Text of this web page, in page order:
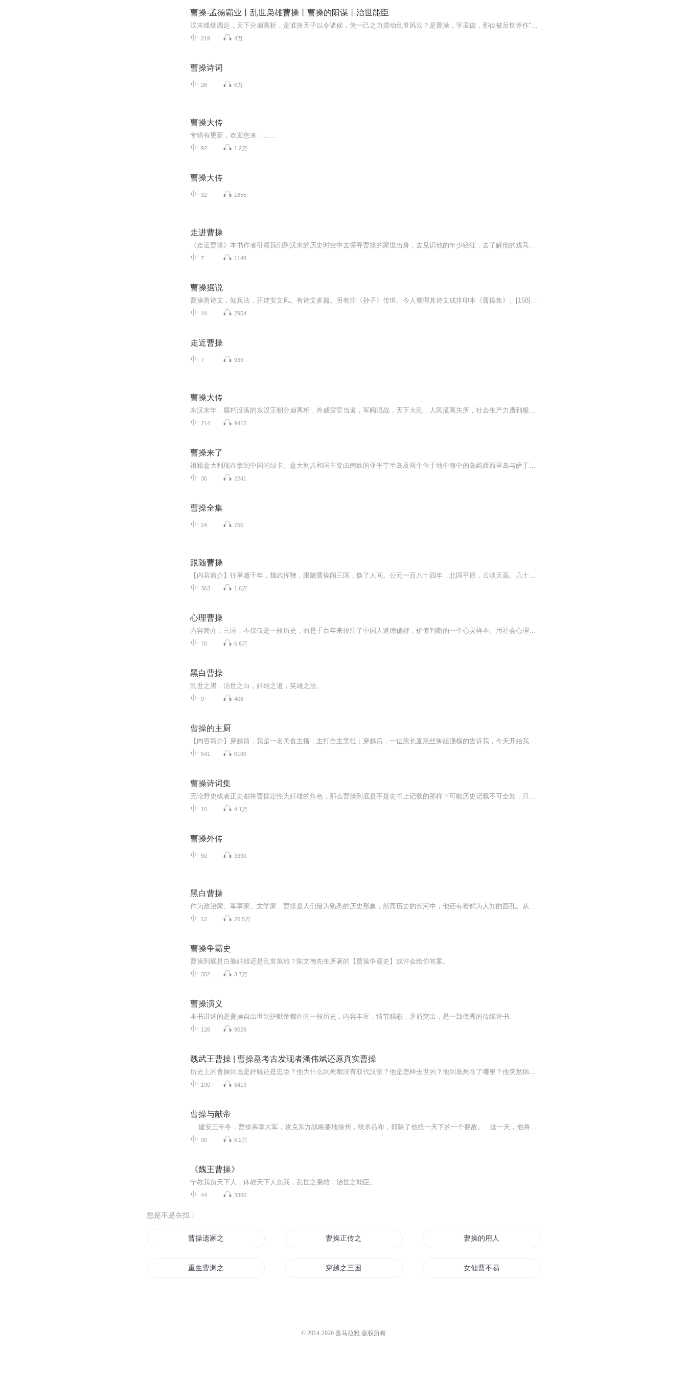
曹操-孟德霸业丨乱世枭雄曹操丨曹操的阳谋丨治世能臣
汉末烽烟四起，天下分崩离析，是谁挟天子以令诸侯，凭一己之力搅动乱世风云？是曹操，字孟德，那位被后世评作“治世能臣，乱世奸雄”的传奇枭雄。本专辑以“孟德霸业”为脉络，回溯他从陈留起兵、招贤纳士，到横扫中原、平定北方，终成魏王、奠定曹魏基业...
219 4万
曹操诗词
28 6万
曹操大传
专辑有更新，欢迎您来……...
92 1.2万
曹操大传
32 1855
走进曹操
《走近曹操》本书作者引领我们到汉末的历史时空中去探寻曹操的家世出身，去见识他的年少轻狂，去了解他的戎马人生，去体味他的雄心壮志。曹操在中国是一个大名鼎鼎、家喻户晓的历史人物，千百年来，人们对他褒贬不一。誉之者谓之盖世英雄，毁之者谓之逆臣...
7 1148
曹操据说
曹操善诗文，知兵法，开建安文风。有诗文多篇。另有注《孙子》传世。今人整理其诗文成排印本《曹操集》。[158]同时亦擅长书法，被唐朝张怀瓘《书断》评为“妙品”。
44 2954
走近曹操
7 939
曹操大传
东汉末年，腐朽没落的东汉王朝分崩离析，外戚宦官当道，军阀混战，天下大乱，人民流离失所，社会生产力遭到极大破坏，作为非常之人，超世之杰的曹操，怀抱救国之志，除暴抗强，惩治腐败，几经沉浮，终于以一个政治家的魄力，军事家的谋略，消灭了军阀割据...
214 9415
曹操来了
祖籍意大利现在拿到中国的绿卡。意大利共和国主要由南欧的亚平宁半岛及两个位于地中海中的岛屿西西里岛与萨丁岛所组成。“曹操来了”是乔纳森·考斯瑞德（曹操，Jonathan Kos-Read），毕业于纽约大学，美国演员。 他喜好开车、骑马、画画，代表作有《爱的...
36 2241
曹操全集
24 750
跟随曹操
【内容简介】往事越千年，魏武挥鞭，跟随曹操闯三国，换了人间。公元一百八十四年，北国平原，云淡天高。几十骑快马疾驰而过，扬起一片烟尘。为首的曹操策马登上一座高岗，往下看去，头裹黄巾的大军如同黄河的怒涛，从远方漫山遍野奔涌而来。他下意识的握...
363 1.6万
心理曹操
内容简介：三国，不仅仅是一段历史，而是千百年来投注了中国人道德偏好，价值判断的一个心灵样本。用社会心理学的手术刀解剖三国英雄 — 曹操，就有了这本《心理曹操》。我们每个人身上或多或少都有三国人物文化基因与行为基因， 读懂了他们，就认清了你自...
70 6.6万
黑白曹操
乱世之黑，治世之白，奸雄之道，英雄之法。
9 408
曹操的主厨
【内容简介】穿越前，我是一名美食主播，主打自主烹饪；穿越后，一位黑长直黑丝御姐强横的告诉我，今天开始我就是她的人，于是我成为了她麾下的主厨，这个女人叫做曹操，表字孟德，闺名梦。在这个世界，男性自春秋之后，逐渐失去阳刚和暴力，使得女性上位...
541 6186
曹操诗词集
无论野史或者正史都将曹操定性为奸雄的角色，那么曹操到底是不是史书上记载的那样？可能历史记载不可全知，只有通过曹操由内而发的诗词，才能深入曹操的内心，去认识一个过去且真实的曹操。
10 4.1万
曹操外传
50 3390
黑白曹操
作为政治家、军事家、文学家，曹操是人们最为熟悉的历史形象，然而历史的长河中，他还有着鲜为人知的面孔。从一个制造灭门惨案、屠杀无辜百姓的刽子手，到一个改革法制弊端、实行名法之治的立法者。法学家、立法者、刽子手、犯罪分子，哪一个是更为真实的...
12 26.5万
曹操争霸史
曹操到底是白脸奸雄还是乱世英雄？陈文德先生所著的【曹操争霸史】或许会给你答案。
302 3.7万
曹操演义
本书讲述的是曹操自出世到护献帝都许的一段历史，内容丰富，情节精彩，矛盾突出，是一部优秀的传统评书。
128 9026
魏武王曹操 | 曹操墓考古发现者潘伟斌还原真实曹操
历史上的曹操到底是奸贼还是忠臣？他为什么到死都没有取代汉室？他是怎样去世的？他到底死在了哪里？他突然病死的真正原因是什么？他是什么时候为自己准备陵地的？他到底葬在了哪里？曹操墓第一次被盗发生在什么时候？是由谁主使的？当时盗出了哪些文物？...
190 6413
曹操与献帝
建安三年冬，曹操亲率大军，攻克东方战略要地徐州，绞杀吕布，翦除了他统一天下的一个要敌。 这一天，他将率大军离徐州凯旋许都，开始人生最为重要的一个阶段。
90 6.2万
《魏王曹操》
宁教我负天下人，休教天下人负我，乱世之枭雄，治世之能臣。
44 3360
您是不是在找：
曹操遗冢之谜 曹操正传之治世能臣 曹操的用人智慧
重生曹渊之三国 穿越之三国当曹操 女仙曹不易
© 2014-2026 喜马拉雅 版权所有